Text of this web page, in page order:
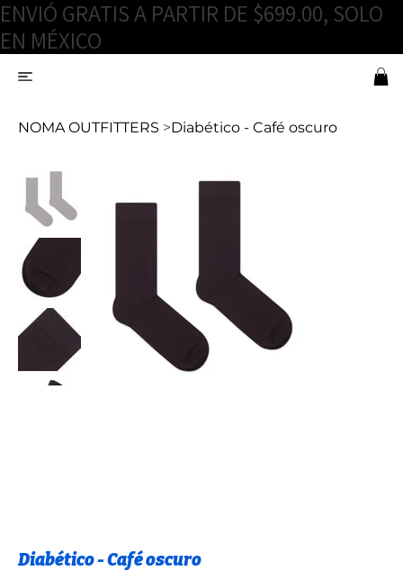
ENVIÓ GRATIS A PARTIR DE $699.00, SOLO
EN MÉXICO
NOMA OUTFITTERS >Diabético - Café oscuro
Diabético - Café oscuro